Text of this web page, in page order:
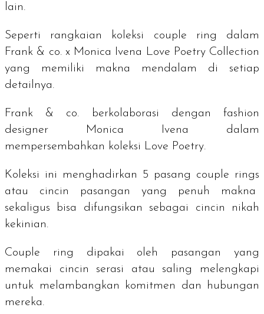
lain.
Seperti rangkaian koleksi couple ring dalam
Frank & co. x Monica Ivena Love Poetry Collection
yang memiliki makna mendalam di setiap
detailnya.
Frank & co. berkolaborasi dengan fashion
designer Monica Ivena dalam
mempersembahkan koleksi Love Poetry.
Koleksi ini menghadirkan 5 pasang couple rings
atau cincin pasangan yang penuh makna
sekaligus bisa difungsikan sebagai cincin nikah
kekinian.
Couple ring dipakai oleh pasangan yang
memakai cincin serasi atau saling melengkapi
untuk melambangkan komitmen dan hubungan
mereka.